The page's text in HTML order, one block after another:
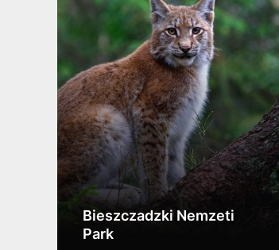
Bieszczadzki Nemzeti
Park